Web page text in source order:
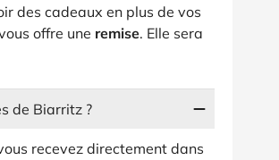
des cadeaux en plus de vos
offre une remise. Elle sera
de Biarritz ?
recevez directement dans